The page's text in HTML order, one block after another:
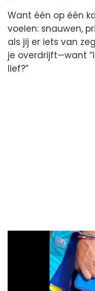
Want één op één
voelen: snauwen,
als jij er iets van
je overdrijft—want
lief?”